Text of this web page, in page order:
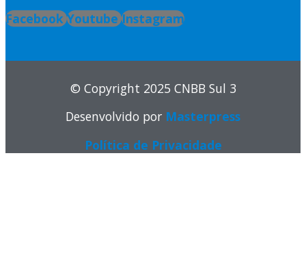
Facebook Youtube Instagram
© Copyright 2025 CNBB Sul 3
Desenvolvido por Masterpress
Política de Privacidade